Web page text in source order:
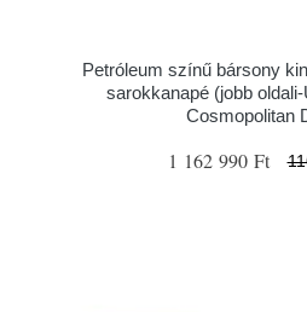
Petróleum színű bársony
sarokkanapé (jobb
Cosmopolitan
1 162 990 Ft